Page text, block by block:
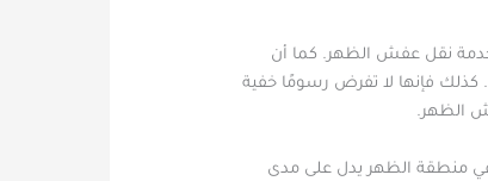
خدمة نقل عفش الظهر. كما أن
كذلك فإنها لا تفرض رسومًا خفية
الظهر.
في منطقة الظهر يدل على مدى